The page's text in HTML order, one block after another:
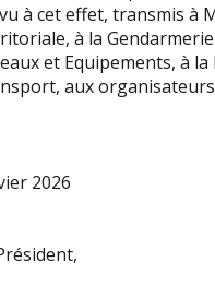
à cet effet, transmis à
à la
et Equipements, à
aux
à
2026